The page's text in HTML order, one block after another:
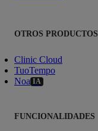
OTROS PRODUCTOS
Clinic Cloud
TuoTempo
Noa IA
FUNCIONALIDADES